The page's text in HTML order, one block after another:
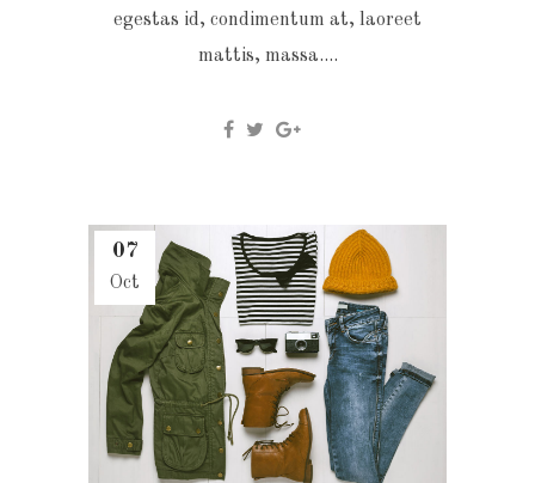
egestas id, condimentum at, laoreet
mattis, massa....
07
Oct